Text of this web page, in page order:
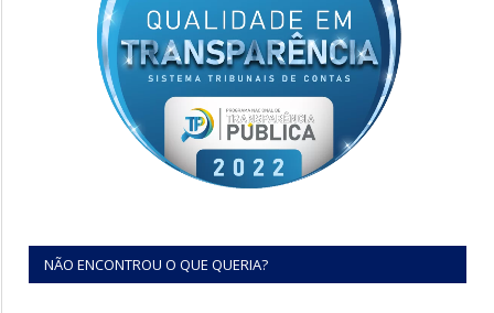
NÃO ENCONTROU O QUE QUERIA?